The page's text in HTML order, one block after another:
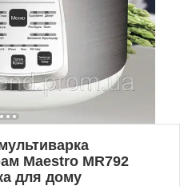
Maestro MR792
для дому